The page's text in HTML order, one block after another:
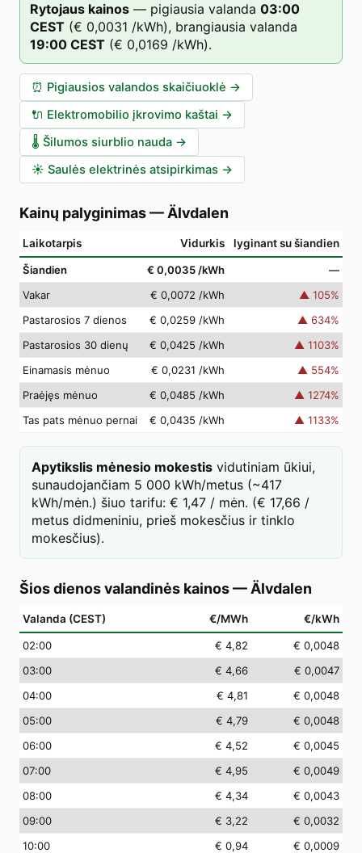
Rytojaus kainos — pigiausia valanda 03:00
CEST (€ 0,0031 /kWh), brangiausia valanda
19:00 CEST (€ 0,0169 /kWh).
⏰ Pigiausios valandos skaičiuoklė →
🔌 Elektromobilio įkrovimo kaštai →
🌡️ Šilumos siurblio nauda →
☀️ Saulės elektrinės atsipirkimas →
Kainų palyginimas— Älvdalen
Laikotarpis Vidurkis lyginant su šiandien
Šiandien € 0,0035 /kWh
—
Vakar
€ 0,0072 /kWh ▲ 105%
Pastarosios 7 dienos
€ 0,0259 /kWh ▲ 634%
Pastarosios 30 dienų
€ 0,0425 /kWh ▲ 1103%
Einamasis mėnuo
€ 0,0231 /kWh ▲ 554%
Praėjęs mėnuo
€ 0,0485 /kWh ▲ 1274%
Tas pats mėnuo pernai
€ 0,0435 /kWh ▲ 1133%
Apytikslis mėnesio mokestis vidutiniam ūkiui,
sunaudojančiam 5 000 kWh/metus (~417
kWh/mėn.) šiuo tarifu: € 1,47 / mėn. (€ 17,66 /
metus didmeniniu, prieš mokesčius ir tinklo
mokesčius).
Šios dienos valandinės kainos— Älvdalen
Valanda (CEST) €/MWh €/kWh
02:00 € 4,82
€ 0,0048
03:00 € 4,66
€ 0,0047
04:00 € 4,81
€ 0,0048
05:00 € 4,79
€ 0,0048
06:00 € 4,52
€ 0,0045
07:00 € 4,95
€ 0,0049
08:00 € 4,34
€ 0,0043
09:00 € 3,22
€ 0,0032
10:00 € 0,94
€ 0,0009